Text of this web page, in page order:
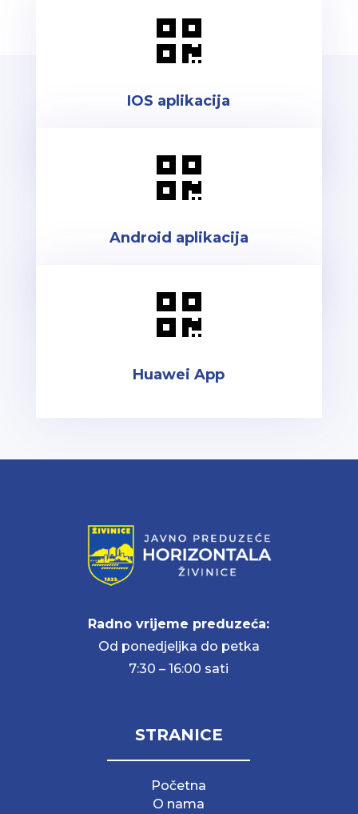

IOS aplikacija

Android aplikacija

Huawei App
Radno vrijeme preduzeća:
Od ponedjeljka do petka
7:30 – 16:00 sati
STRANICE
Početna
O nama